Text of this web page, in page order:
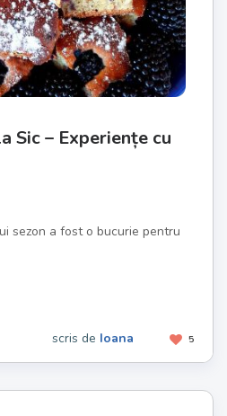
Sic – Experiențe cu
sezon a fost o bucurie pentru
5
scris de Ioana